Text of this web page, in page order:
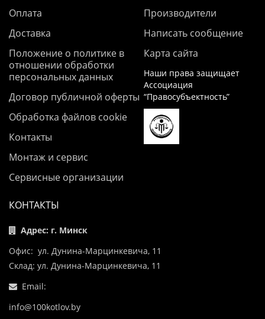
Оплата
Доставка
Положение о политике в
отношении обработки
персональных данных
Договор публичной оферты
Обработка файлов cookie
Контакты
Монтаж и сервис
Сервисные организации
Производители
Написать сообщение
Карта сайта
Наши права защищает
Ассоциация
“Правосубъектность”
КОНТАКТЫ
Адрес: г. Минск
Офис: ул. Дунина-Марцинкевича, 11
Склад: ул. Дунина-Марцинкевича, 11
Email:
info@100kotlov.by